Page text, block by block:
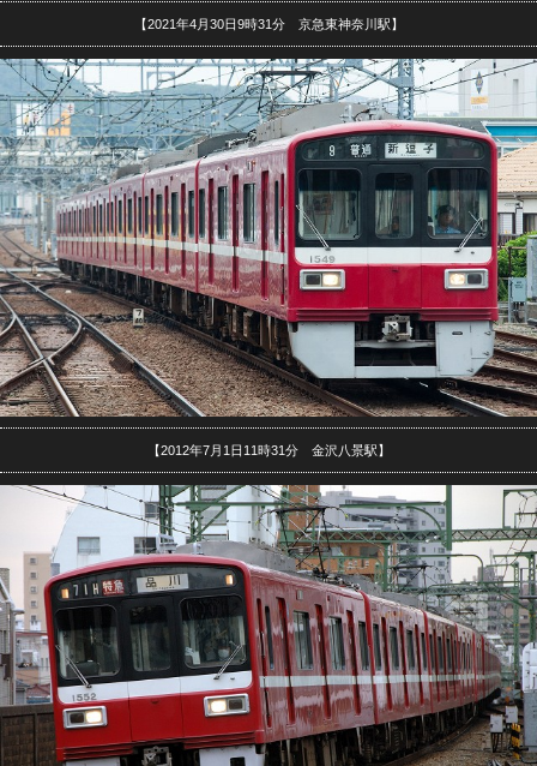
【2021年4月30日9時31分 京急東神奈川駅】
【2012年7月1日11時31分 金沢八景駅】